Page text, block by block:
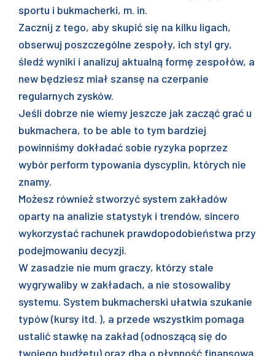
sportu i bukmacherki, m. in.
Zacznij z tego, aby skupić się na kilku ligach,
obserwuj poszczególne zespoły, ich styl gry,
śledź wyniki i analizuj aktualną formę zespołów, a
new będziesz miał szansę na czerpanie
regularnych zysków.
Jeśli dobrze nie wiemy jeszcze jak zacząć grać u
bukmachera, to be able to tym bardziej
powinniśmy dokładać sobie ryzyka poprzez
wybór perform typowania dyscyplin, których nie
znamy.
Możesz również stworzyć system zakładów
oparty na analizie statystyk i trendów, sincero
wykorzystać rachunek prawdopodobieństwa przy
podejmowaniu decyzji.
W zasadzie nie mum graczy, którzy stale
wygrywaliby w zakładach, a nie stosowaliby
systemu. System bukmacherski ułatwia szukanie
typów (kursy itd. ), a przede wszystkim pomaga
ustalić stawkę na zakład (odnoszącą się do
twojego budżetu) oraz dba o płynność finansową.